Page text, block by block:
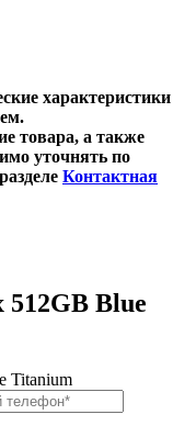
характеристики
товара, а также
уточнять по
Контактная
512GB Blue